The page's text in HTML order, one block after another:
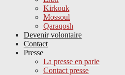
Kirkouk
Mossoul
Qaraqosh
Devenir volontaire
Contact
Presse
La presse en parle
Contact presse